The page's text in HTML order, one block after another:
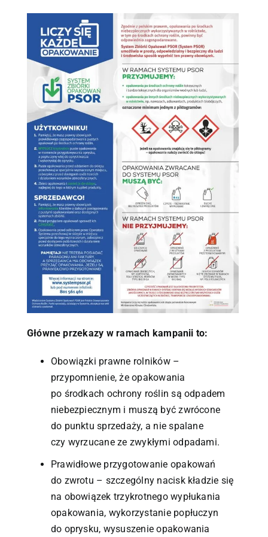
Główne przekazy w ramach kampanii to:
Obowiązki prawne rolników –
przypomnienie, że opakowania
po środkach ochrony roślin są odpadem
niebezpiecznym i muszą być zwrócone
do punktu sprzedaży, a nie spalane
czy wyrzucane ze zwykłymi odpadami.
Prawidłowe przygotowanie opakowań
do zwrotu – szczególny nacisk kładzie się
na obowiązek trzykrotnego wypłukania
opakowania, wykorzystanie popłuczyn
do oprysku, wysuszenie opakowania